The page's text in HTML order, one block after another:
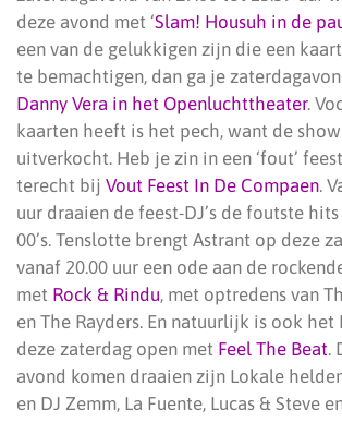
deze avond met ‘Slam! Housuh in de
een van de gelukkigen zijn die een
te bemachtigen, dan ga je
Danny Vera in het Openluchttheater.
kaarten heeft is het pech, want de
uitverkocht. Heb je zin in een ‘fout’
terecht bij Vout Feest In De Compaen.
uur draaien de feest-DJ’s de foutste hits
00’s. Tenslotte brengt Astrant op deze
vanaf 20.00 uur een ode aan de
met Rock & Rindu, met optredens van
en The Rayders. En natuurlijk is ook
deze zaterdag open met Feel The Beat.
avond komen draaien zijn Lokale
en DJ Zemm, La Fuente, Lucas & Steve